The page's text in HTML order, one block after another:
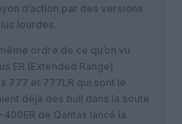
d’action par des versions
lourdes.
ordre de ce qu’on vu
ER (Extended Range)
777 et 777LR qui sont le
déjà des bull dans la soute
de Qantas lancé la